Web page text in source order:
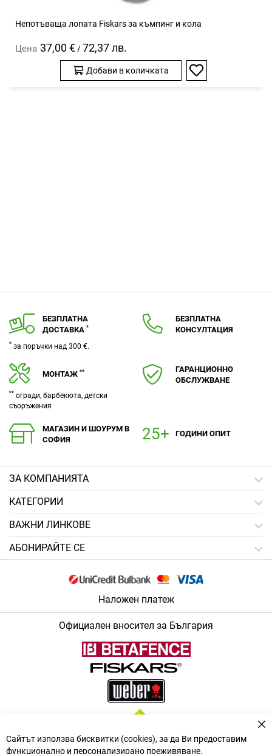
Непотъваща лопата Fiskars за къмпинг и кола
Цена 37,00 € /72,37 лв.
Добави в количката
Добави
БЕЗПЛАТНА
ДОСТАВКА *
* за поръчки над 300 €.
БЕЗПЛАТНА
КОНСУЛТАЦИЯ
МОНТАЖ **
** огради, барбекюта, детски
съоръжения
ГАРАНЦИОННО
ОБСЛУЖВАНЕ
МАГАЗИН И ШОУРУМ В
СОФИЯ
ГОДИНИ ОПИТ
ЗA КОМПАНИЯТА
КАТЕГОРИИ
ВАЖНИ ЛИНКОВЕ
АБОНИРАЙТЕ СЕ
Наложен платеж
Официален вносител за България
Сайтът използва бисквитки (cookies), за да Ви предоставим
функционално и персонализирано преживяване.